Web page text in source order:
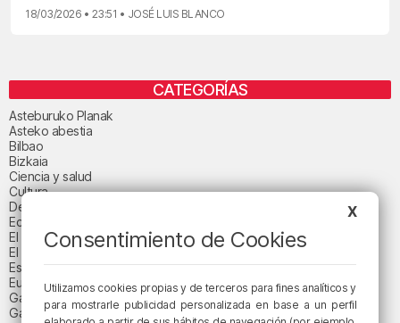
18/03/2026 • 23:51 • JOSÉ LUIS BLANCO
CATEGORÍAS
Asteburuko Planak
Asteko abestia
Bilbao
Bizkaia
Ciencia y salud
Cultura
Deportes
Economía
El paisaje de la semana
El paisaje del día
Espacio patrocinado
Euskadi
Gastronomía
Gaurko abestia
X
Consentimiento de Cookies
Utilizamos cookies propias y de terceros para fines analíticos y
para mostrarle publicidad personalizada en base a un perfil